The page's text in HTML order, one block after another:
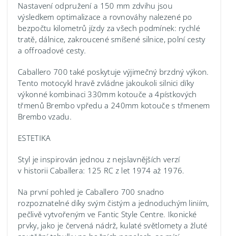
Nastavení odpružení a 150 mm zdvihu jsou
výsledkem optimalizace a rovnováhy nalezené po
bezpočtu kilometrů jízdy za všech podmínek: rychlé
tratě, dálnice, zakroucené smíšené silnice, polní cesty
a offroadové cesty.
Caballero 700 také poskytuje výjimečný brzdný výkon.
Tento motocykl hravě zvládne jakoukoli silnici díky
výkonné kombinaci 330mm kotouče a 4pístkových
třmenů Brembo vpředu a 240mm kotouče s třmenem
Brembo vzadu.
ESTETIKA
Styl je inspirován jednou z nejslavnějších verzí
v historii Caballera: 125 RC z let 1974 až 1976.
Na první pohled je Caballero 700 snadno
rozpoznatelné díky svým čistým a jednoduchým liniím,
pečlivě vytvořeným ve Fantic Style Centre. Ikonické
prvky, jako je červená nádrž, kulaté světlomety a žluté